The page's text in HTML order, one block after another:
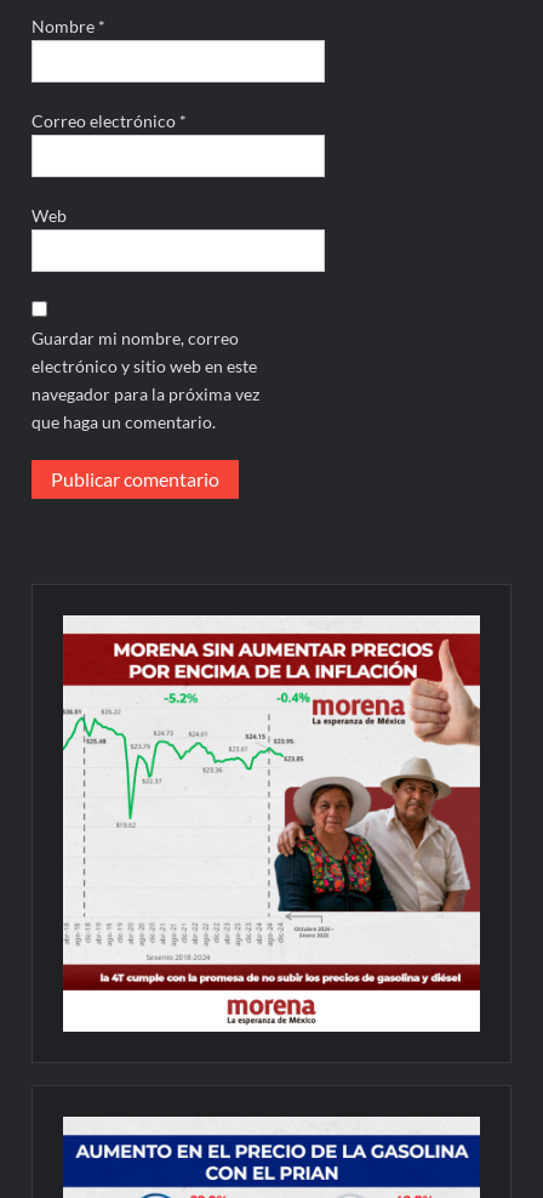
Nombre *
Correo electrónico *
Web
Guardar mi nombre, correo
electrónico y sitio web en este
navegador para la próxima vez
que haga un comentario.